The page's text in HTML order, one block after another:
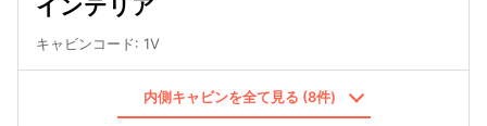
インテリア
キャビンコード: 1V
内側キャビンを全て見る (8件)